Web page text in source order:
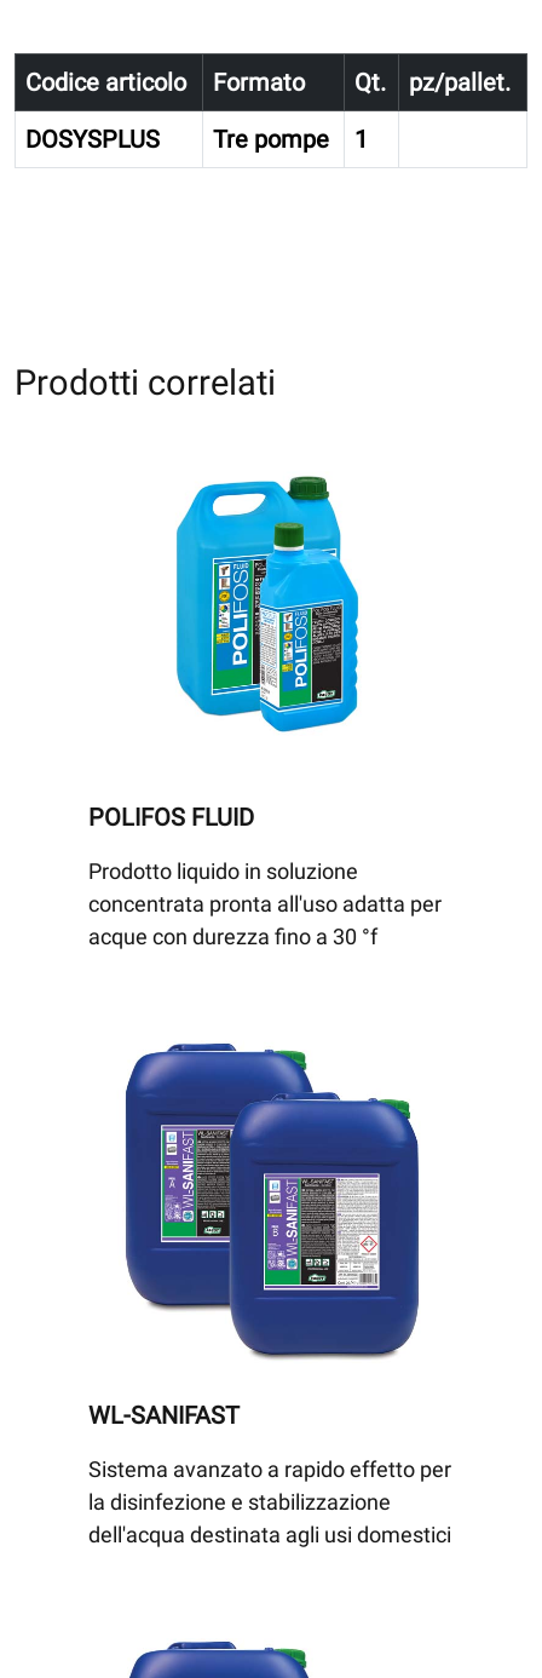
Codice articolo Formato Qt.
pz/pallet.
DOSYSPLUS
Tre pompe 1
Prodotti correlati
POLIFOS FLUID
Prodotto liquido in soluzione
concentrata pronta all'uso adatta per
acque con durezza fino a 30 °f
WL-SANIFAST
Sistema avanzato a rapido effetto per
la disinfezione e stabilizzazione
dell'acqua destinata agli usi domestici